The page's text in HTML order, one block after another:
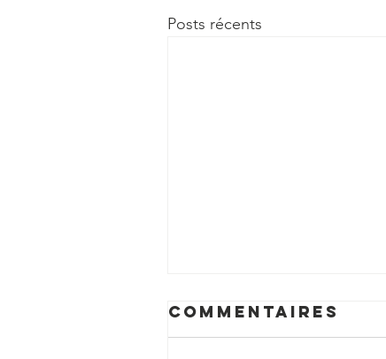
Posts récents
Commentaires